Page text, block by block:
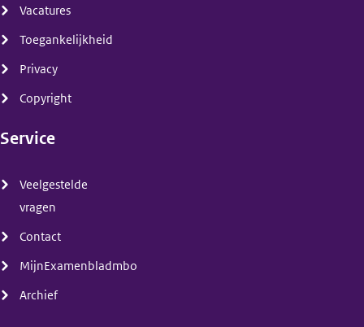
Vacatures
Toegankelijkheid
Privacy
Copyright
Service
Veelgestelde
vragen
Contact
MijnExamenbladmbo
Archief